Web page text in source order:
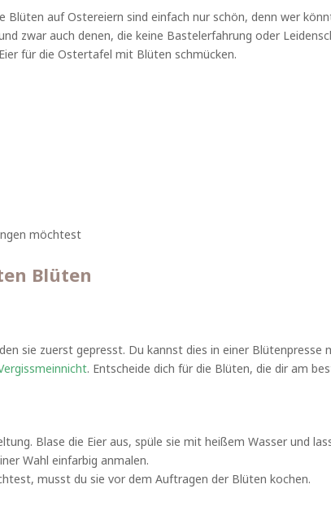
auf Ostereiern sind einfach nur schön, denn wer
zwar auch denen, die keine Bastelerfahrung oder
für die Ostertafel mit Blüten schmücken.
möchtest
Blüten
sie zuerst gepresst. Du kannst dies in einer Blütenpresse
. Entscheide dich für die Blüten, die dir am
Blase die Eier aus, spüle sie mit heißem Wasser und
Wahl einfarbig anmalen.
musst du sie vor dem Auftragen der Blüten kochen.